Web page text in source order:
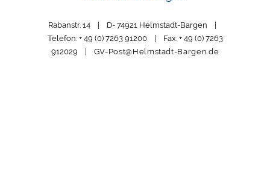
Rabanstr. 14 | D- 74921 Helmstadt-Bargen |
Telefon: + 49 (0) 7263 91200 | Fax: + 49 (0) 7263
912029 | GV-Post@Helmstadt-Bargen.de